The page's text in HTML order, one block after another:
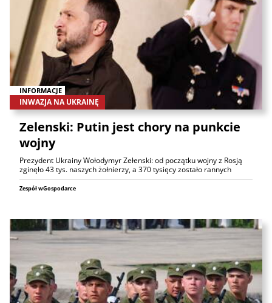
INFORMACJE
INWAZJA NA UKRAINĘ
Zelenski: Putin jest chory na punkcie
wojny
Prezydent Ukrainy Wołodymyr Zełenski: od początku wojny z Rosją
zginęło 43 tys. naszych żołnierzy, a 370 tysięcy zostało rannych
Zespół wGospodarce